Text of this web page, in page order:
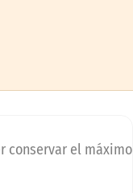
conservar el máximo